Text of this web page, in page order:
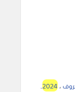
،2024
.